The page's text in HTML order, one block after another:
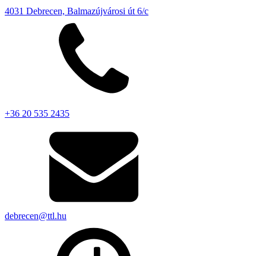
4031 Debrecen, Balmazújvárosi út 6/c
+36 20 535 2435
debrecen@ttl.hu